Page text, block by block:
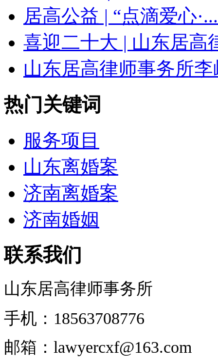
居高公益 | “点滴爱心·...
喜迎二十大 | 山东居高
山东居高律师事务所
热门关键词
服务项目
山东离婚案
济南离婚案
济南婚姻
联系我们
山东居高律师事务所
手机：18563708776
邮箱：lawyercxf@163.com